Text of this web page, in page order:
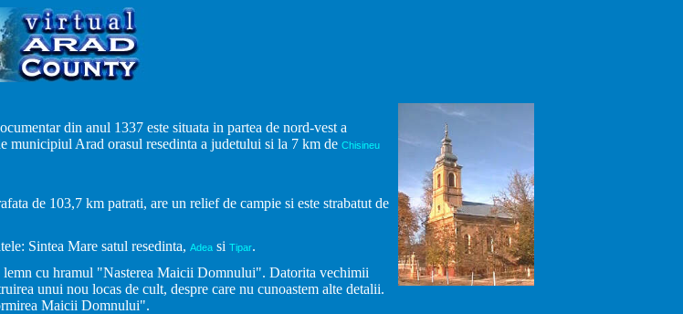
din anul 1337 este situata in partea de nord-vest a
municipiul Arad orasul resedinta a judetului si la 7 km de Chisineu
de 103,7 km patrati, are un relief de campie si este strabatut de
Sintea Mare satul resedinta, Adea si Tipar.
cu hramul "Nasterea Maicii Domnului". Datorita vechimii
unui nou locas de cult, despre care nu cunoastem alte detalii.
Maicii Domnului".